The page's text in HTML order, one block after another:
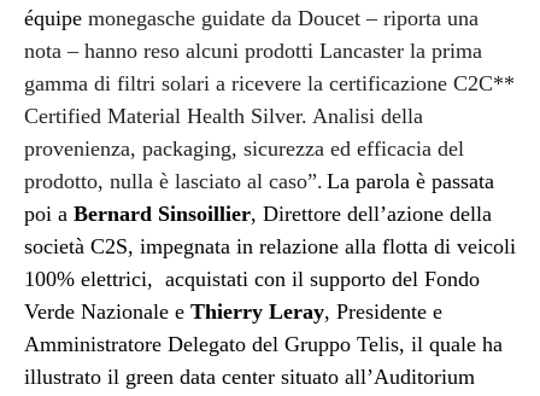
équipe monegasche guidate da Doucet – riporta una
nota – hanno reso alcuni prodotti Lancaster la prima
gamma di filtri solari a ricevere la certificazione C2C**
Certified Material Health Silver. Analisi della
provenienza, packaging, sicurezza ed efficacia del
prodotto, nulla è lasciato al caso”. La parola è passata
poi a Bernard Sinsoillier, Direttore dell’azione della
società C2S, impegnata in relazione alla flotta di veicoli
100% elettrici, acquistati con il supporto del Fondo
Verde Nazionale e Thierry Leray, Presidente e
Amministratore Delegato del Gruppo Telis, il quale ha
illustrato il green data center situato all’Auditorium